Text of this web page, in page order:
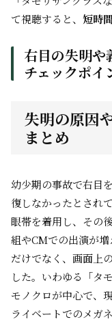
て視聴すると、 短時
右目の失明や
チェックポイ
失明の原因
まとめ
幼少期の事故で右目
復しなかったとされ
眼帯を着用し、その
組やCMでの出演が
だけでなく、画面上
した。いわゆる「タ
モノクロが中心で、
ライベートでのメガ